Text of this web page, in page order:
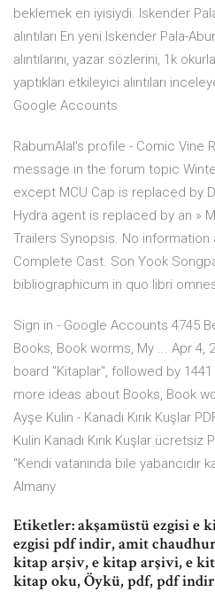
beklemek en iyisiydi. Iskender
alıntıları En yeni Iskender Pala-
alıntılarını, yazar sözlerini, 1k
yaptıkları etkileyici alıntıları
Google Accounts
RabumAlal's profile - Comic Vine
message in the forum topic
except MCU Cap is replaced by
Hydra agent is replaced by an »
Trailers Synopsis. No information
Complete Cast. Son Yook
bibliographicum in quo libri
Sign in - Google Accounts 4745
Books, Book worms, My ... Apr 4,
board "Kitaplar", followed by
more ideas about Books, Book
Ayşe Kulin - Kanadı Kırık Kuşlar
Kulin Kanadı Kırık Kuşlar ücretsiz
"Kendi vatanında bile yabancıdır
Almany
Etiketler: akşamüstü ezgisi e
ezgisi pdf indir, amit
kitap arşiv, e kitap arşivi, e
kitap oku, Öykü, pdf, pdf indir